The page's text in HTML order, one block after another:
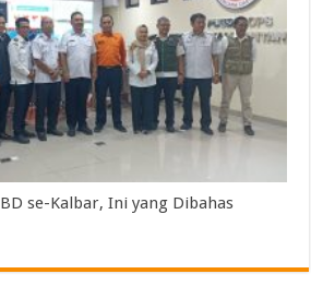
se-Kalbar, Ini yang Dibahas